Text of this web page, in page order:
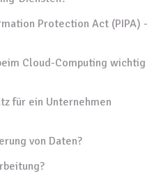
Protection Act (PIPA) -
Cloud-Computing wichtig
für ein Unternehmen
von Daten?